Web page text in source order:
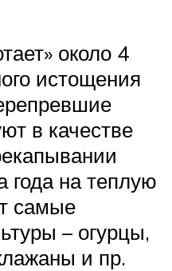
около 4
истощения
в качестве
года на теплую
самые
– огурцы,
и пр.